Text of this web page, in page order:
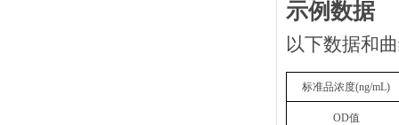
示例数据
以下数据和
标准品浓度(ng/mL)
OD值